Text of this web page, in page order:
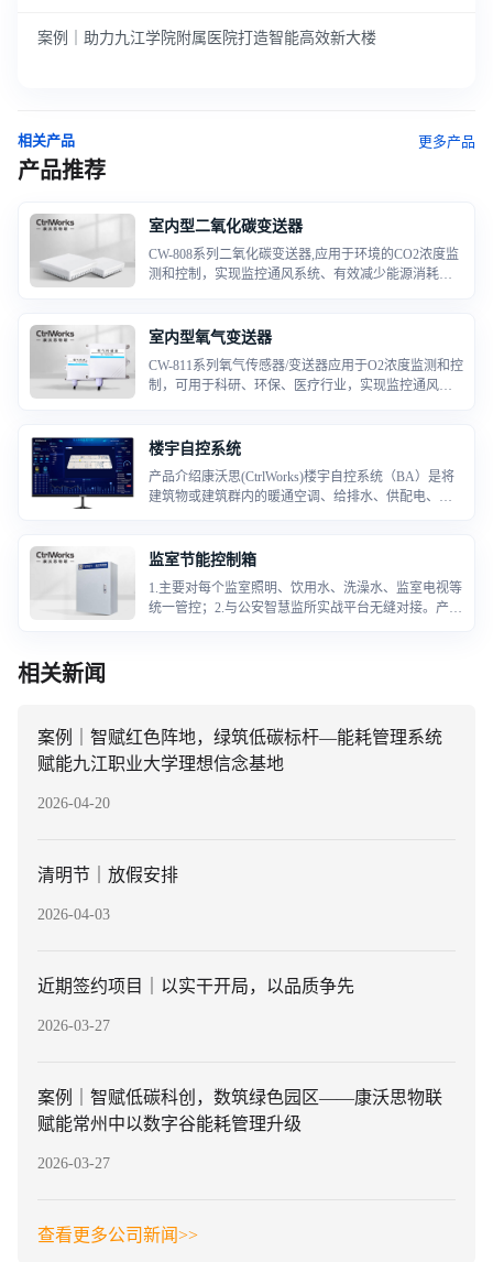
案例｜助力九江学院附属医院打造智能高效新大楼
相关产品
产品推荐
更多产品
室内型二氧化碳变送器
CW-808系列二氧化碳变送器,应用于环境的CO2浓度监
测和控制，实现监控通风系统、有效减少能源消耗，
对通风系统进行启停控制，或根据CO2浓度进行自动
室内型氧气变送器
CW-811系列氧气传感器/变送器应用于O2浓度监测和控
制，可用于科研、环保、医疗行业，实现监控通风系
筑物内，应根据使用情况对通风系统进行启停控制，
楼宇自控系统
产品介绍康沃思(CtrlWorks)楼宇自控系统（BA）是将
建筑物或建筑群内的暖通空调、给排水、供配电、电
建筑物管理与控制系统
监室节能控制箱
1.主要对每个监室照明、饮用水、洗澡水、监室电视等
统一管控；2.与公安智慧监所实战平台无缝对接。产品
相关新闻
案例｜智赋红色阵地，绿筑低碳标杆—能耗管理系统
赋能九江职业大学理想信念基地
2026-04-20
清明节｜放假安排
2026-04-03
近期签约项目｜以实干开局，以品质争先
2026-03-27
案例｜智赋低碳科创，数筑绿色园区——康沃思物联
赋能常州中以数字谷能耗管理升级
2026-03-27
查看更多公司新闻>>